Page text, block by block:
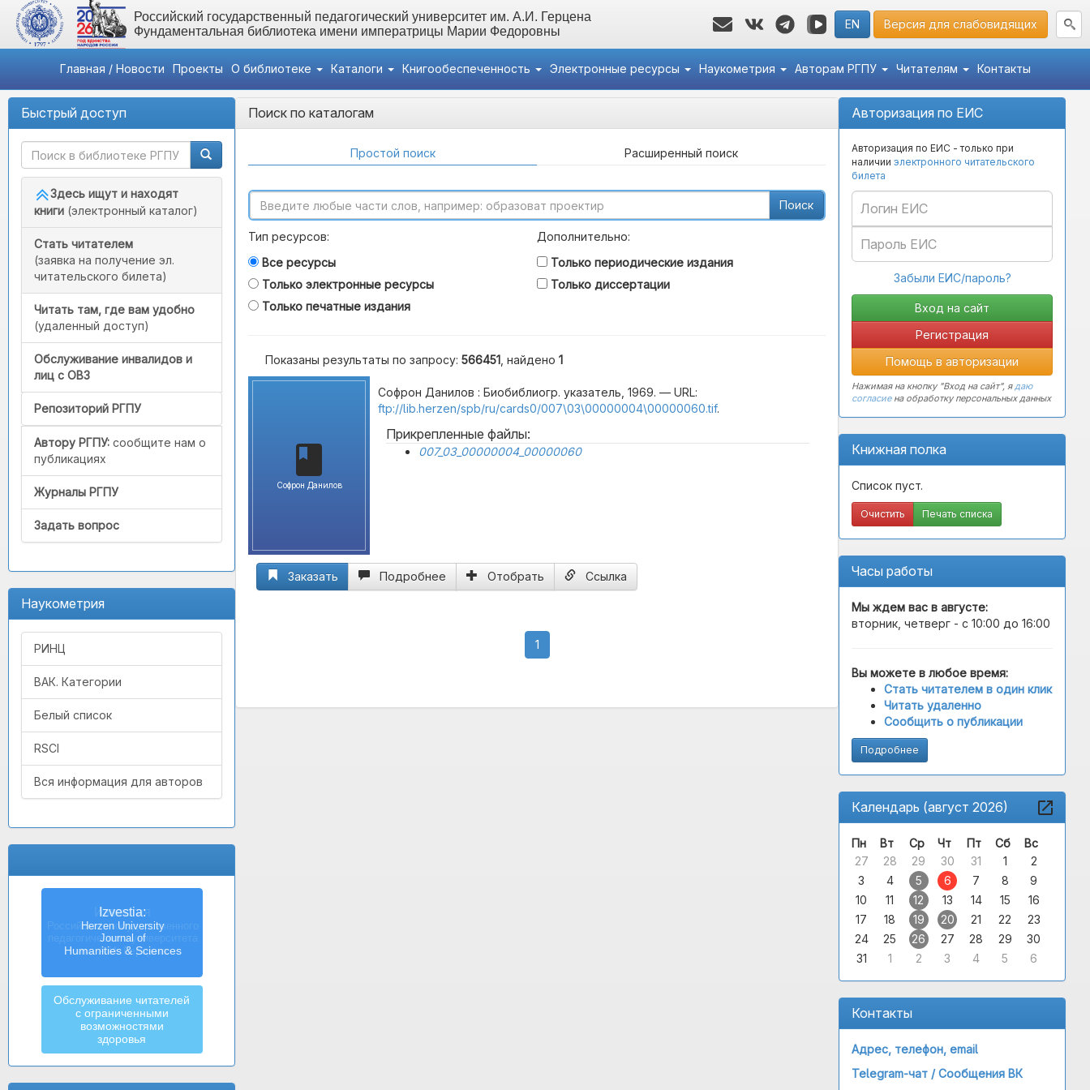
Российский государственный педагогический университет им. А.И. Герцена
Фундаментальная библиотека имени императрицы Марии Федоровны
EN Версия для слабовидящих
Главная / Новости Проекты О библиотеке Каталоги Книгообеспеченность Электронные ресурсы Наукометрия Авторам РГПУ Читателям Контакты
Быстрый доступ
Здесь ищут и находят
книги (электронный каталог)
Стать читателем
(заявка на получение эл.
читательского билета)
Читать там, где вам удобно
(удаленный доступ)
Обслуживание инвалидов и
лиц с ОВЗ
Репозиторий РГПУ
Автору РГПУ: сообщите нам о
публикациях
Журналы РГПУ
Задать вопрос
Наукометрия
РИНЦ
ВАК. Категории
Белый список
RSCI
Вся информация для авторов
Izvestia:
Herzen University
Journal of
Humanities & Sciences
Обслуживание читателей
с ограниченными
возможностями
здоровья
Авторизация по ЕИС
Авторизация по ЕИС - только при
наличии электронного читательского
билета
Забыли ЕИС/пароль?
Регистрация
Помощь в авторизации
Нажимая на кнопку "Вход на сайт", ядаю
согласиена обработку персональных данных
Книжная полка
Список пуст.
Очистить Печать списка
Часы работы
Мы ждем вас в августе:
вторник, четверг - с 10:00 до 16:00
Вы можете в любое время:
Стать читателем в один клик
Читать удаленно
Сообщить о публикации
Подробнее
Календарь (август 2026)
Пн Вт Ср Чт Пт Сб
Вс
27
28 29 30 31 1
2
3
4 5 6 7 8
9
10
11 12 13 14 15
16
17
18 19 20 21 22
23
24
25 26 27 28 29
30
31
1 2 3 4 5 6
Контакты
Адрес, телефон, email
Telegram-чат /Сообщения ВК
Поиск по каталогам
Простой поиск Расширенный поиск
Поиск
Тип ресурсов:
Все ресурсы
Только электронные ресурсы
Только печатные издания
Дополнительно:
Только периодические издания
Только диссертации
Показаны результаты по запросу: 566451 , найдено 1
Софрон Данилов
Софрон Данилов : Биобиблиогр. указатель, 1969. — URL:
ftp://lib.herzen/spb/ru/cards0/007\03\00000004\00000060.tif.
Прикрепленные файлы:
007_03_00000004_00000060
Заказать Подробнее Отобрать Ссылка
1(current)